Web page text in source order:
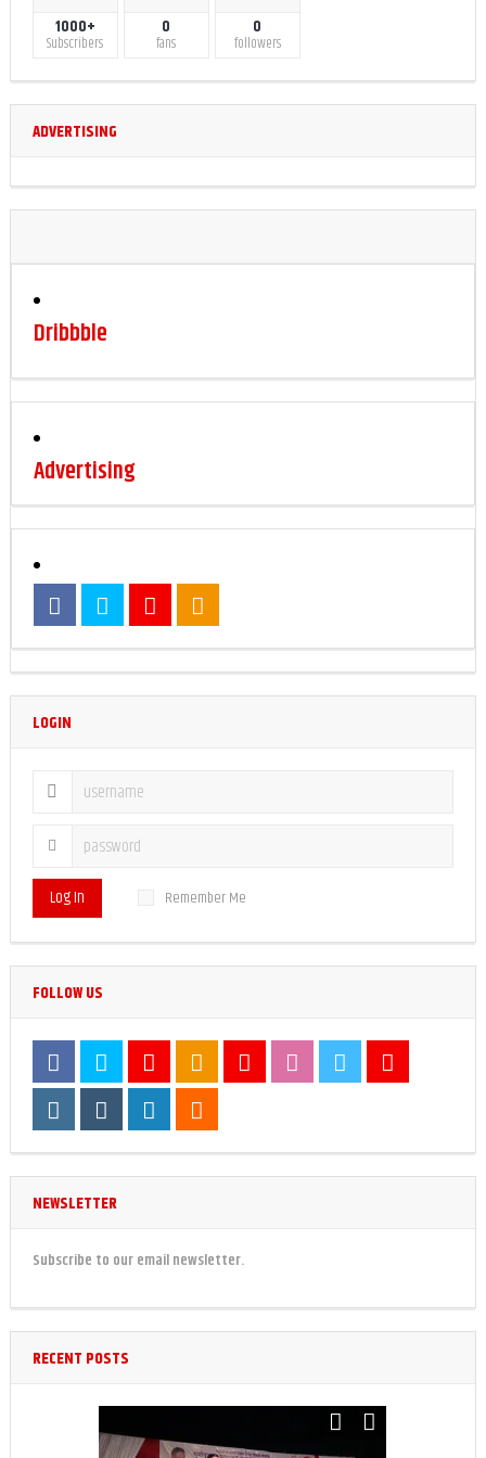
1000+
Subscribers
0
fans
0
followers
ADVERTISING
Dribbble
Advertising
LOGIN
Log In Remember Me
FOLLOW US
NEWSLETTER
Subscribe to our email newsletter.
RECENT POSTS